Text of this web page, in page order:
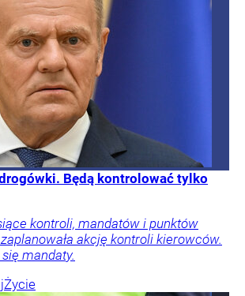
Będą kontrolować tylko
kontroli, mandatów i punktów
akcję kontroli kierowców.
mandaty.
Życie